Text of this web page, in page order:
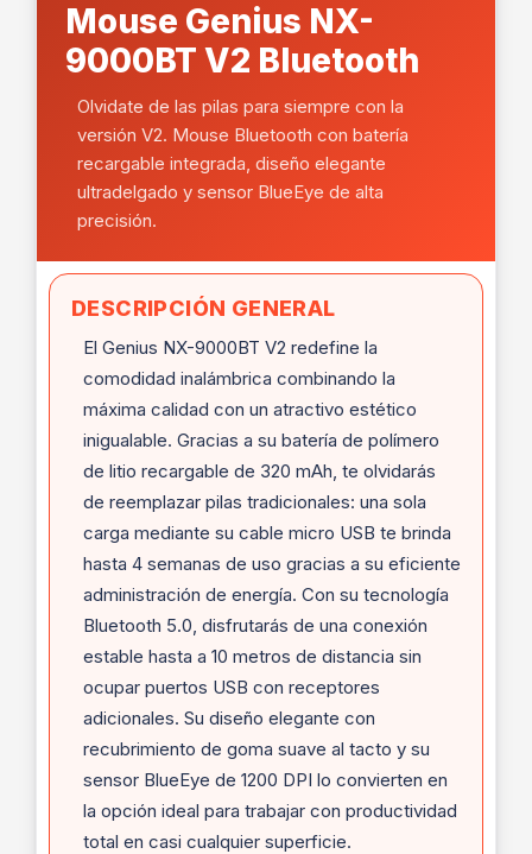
Mouse Genius NX-
9000BT V2 Bluetooth
Olvidate de las pilas para siempre con la
versión V2. Mouse Bluetooth con batería
recargable integrada, diseño elegante
ultradelgado y sensor BlueEye de alta
precisión.
DESCRIPCIÓN GENERAL
El Genius NX-9000BT V2 redefine la
comodidad inalámbrica combinando la
máxima calidad con un atractivo estético
inigualable. Gracias a su batería de polímero
de litio recargable de 320 mAh, te olvidarás
de reemplazar pilas tradicionales: una sola
carga mediante su cable micro USB te brinda
hasta 4 semanas de uso gracias a su eficiente
administración de energía. Con su tecnología
Bluetooth 5.0, disfrutarás de una conexión
estable hasta a 10 metros de distancia sin
ocupar puertos USB con receptores
adicionales. Su diseño elegante con
recubrimiento de goma suave al tacto y su
sensor BlueEye de 1200 DPI lo convierten en
la opción ideal para trabajar con productividad
total en casi cualquier superficie.